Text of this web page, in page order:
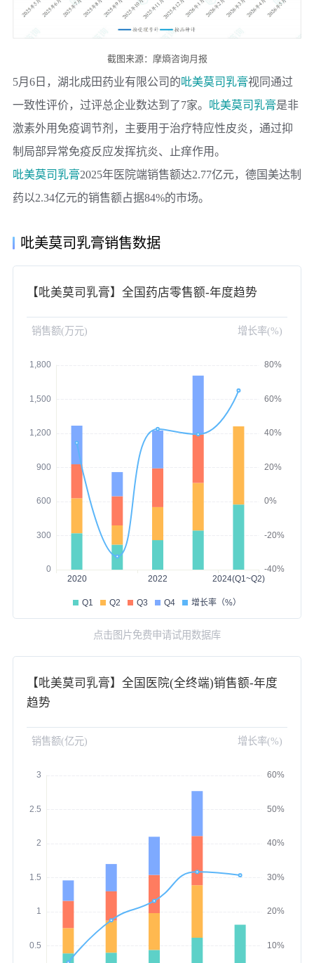
截图来源：摩熵咨询月报
5月6日， 湖北成田药业有限公司 的吡美莫司乳膏视同通过
一致性评价，过评总企业数达到了7家。
吡美莫司乳膏是非
激素外用免疫调节剂，主要用于治疗特应性皮炎，通过抑
制局部异常免疫反应发挥抗炎、止痒作用。
吡美莫司乳膏2025年医院端销售额达2.77亿元， 德国美达制
药以2.34亿元的销售额占据84%的市场。
吡美莫司乳膏销售数据
【吡美莫司乳膏】全国药店零售额-年度趋势
销售额(万元) 增长率(%)
点击图片免费申请试用数据库
【吡美莫司乳膏】全国医院(全终端)销售额-年度
趋势
销售额(亿元) 增长率(%)